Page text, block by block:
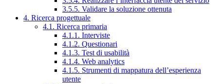
3.5.5. Validare la soluzione ottenuta
4. Ricerca progettuale
4.1. Ricerca primaria
4.1.1. Interviste
4.1.2. Questionari
4.1.3. Test di usabilità
4.1.4. Web analytics
4.1.5. Strumenti di mappatura dell’esperienza
utente